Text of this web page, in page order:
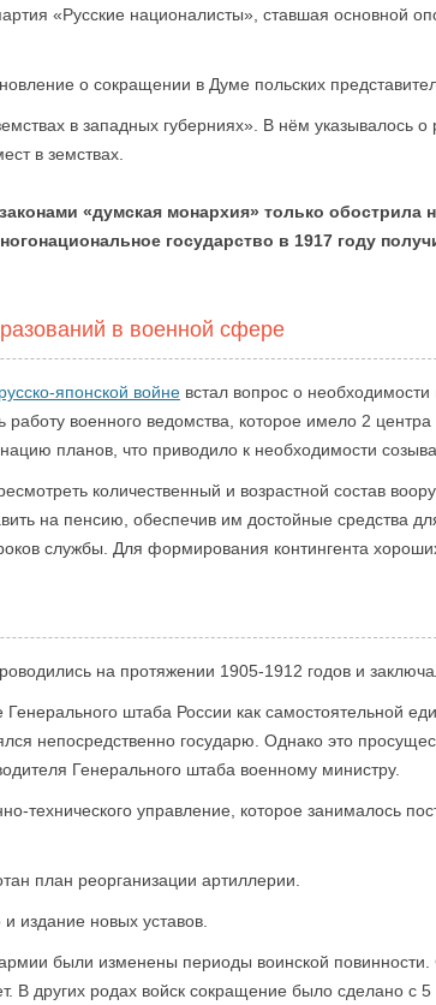
«Русские националисты», ставшая основной
о сокращении в Думе польских
в западных губерниях». В нём указывалось
в земствах.
«думская монархия» только
государство в 1917 году
в военной сфере
русско-японской войне встал вопрос о
работу военного ведомства, которое имело 2
планов, что приводило к необходимости
количественный и возрастной состав
на пенсию, обеспечив им достойные средства
службы. Для формирования контингента
на протяжении 1905-1912 годов и
штаба России как самостоятельной
непосредственно государю. Однако это
Генерального штаба военному министру.
технического управление, которое занималось
план реорганизации артиллерии.
издание новых уставов.
были изменены периоды воинской
В других родах войск сокращение было сделано с